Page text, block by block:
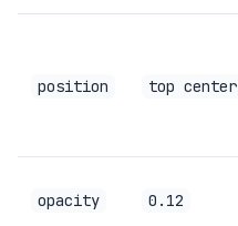
position top center
opacity 0.12